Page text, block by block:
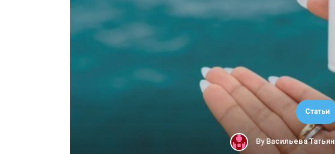
Статьи
By Васильева